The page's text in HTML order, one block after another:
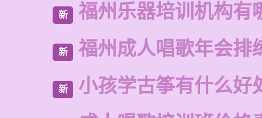
新 福州乐器培训机构有
新 福州成人唱歌年会排
新 小孩学古筝有什么好